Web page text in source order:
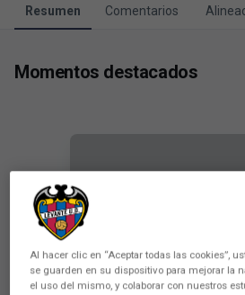
Resumen Comentarios
Momentos destacados
Al hacer clic en “Aceptar todas las cookies”,
se guarden en su dispositivo para mejorar la
el uso del mismo, y colaborar con nuestros